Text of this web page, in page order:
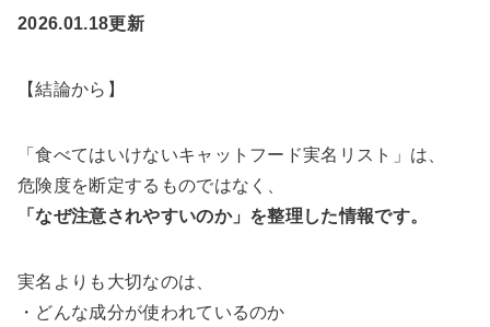
2026.01.18更新
【結論から】
「食べてはいけないキャットフード実名リスト」は、
危険度を断定するものではなく、
「なぜ注意されやすいのか」を整理した情報です。
実名よりも大切なのは、
・どんな成分が使われているのか